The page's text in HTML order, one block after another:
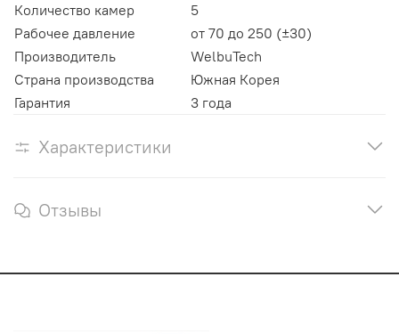
Количество камер
5
Рабочее давление
от 70 до 250 (±30) мм рт.ст.
Производитель
WelbuTech
Страна производства
Южная Корея
Гарантия
3 года
Характеристики
Отзывы